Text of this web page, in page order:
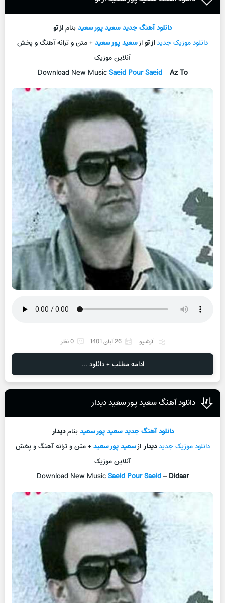
دانلود آهنگ جدیدسعید پور سعیدبناماز تو
دانلود موزیک جدیداز توازسعید پور سعید+ متن و ترانه آهنگ و پخش
آنلاین موزیک
Download New MusicSaeid Pour Saeid–Az To
آرشیو 26 آبان 1401 0 نظر
ادامه مطلب + دانلود ...
دانلود آهنگ سعید پور سعید دیدار
دانلود آهنگ جدیدسعید پور سعیدبنامدیدار
دانلود موزیک جدیددیدارازسعید پور سعید+ متن و ترانه آهنگ و پخش
آنلاین موزیک
Download New MusicSaeid Pour Saeid– Didaar